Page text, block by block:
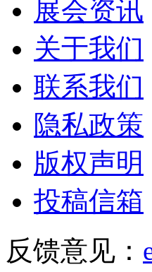
展会资讯
关于我们
联系我们
隐私政策
版权声明
投稿信箱
反馈意见：